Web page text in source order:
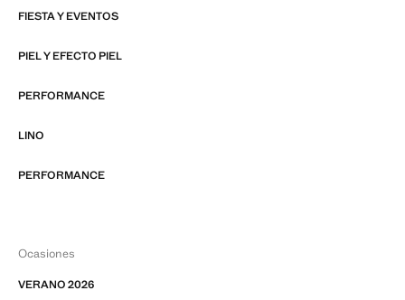
FIESTA Y EVENTOS
PIEL Y EFECTO PIEL
PERFORMANCE
LINO
PERFORMANCE
Ocasiones
VERANO 2026